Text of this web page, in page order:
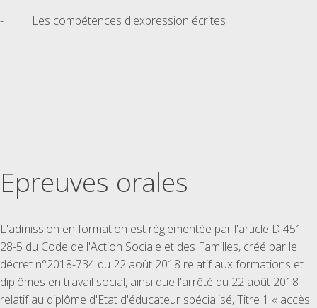
- Les compétences d'expression écrites
Epreuves orales
L'admission en formation est réglementée par l'article D 451-
28-5 du Code de l'Action Sociale et des Familles, créé par le
décret n°2018-734 du 22 août 2018 relatif aux formations et
diplômes en travail social, ainsi que l'arrêté du 22 août 2018
relatif au diplôme d'Etat d'éducateur spécialisé, Titre 1 « accès